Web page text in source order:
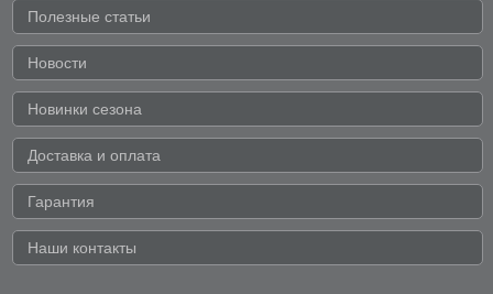
Полезные статьи
Новости
Новинки сезона
Доставка и оплата
Гарантия
Наши контакты